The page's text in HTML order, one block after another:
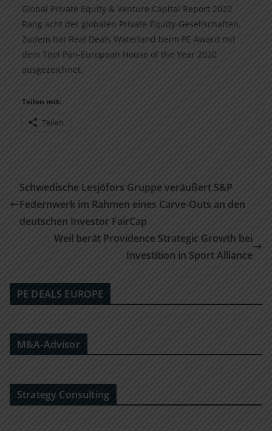
Global Private Equity & Venture Capital Report 2020
Rang acht der globalen Private-Equity-Gesellschaften.
Zudem hat Real Deals Waterland beim PE Award mit
dem Titel Pan-European House of the Year 2020
ausgezeichnet.
Teilen mit:
Teilen
Schwedische Lesjöfors Gruppe veräußert S&P
Federnwerk im Rahmen eines Carve-Outs an den
deutschen Investor FairCap
Weil berät Providence Strategic Growth bei
Investition in Sport Alliance
PE DEALS EUROPE
M&A-Advisor
Strategy Consulting